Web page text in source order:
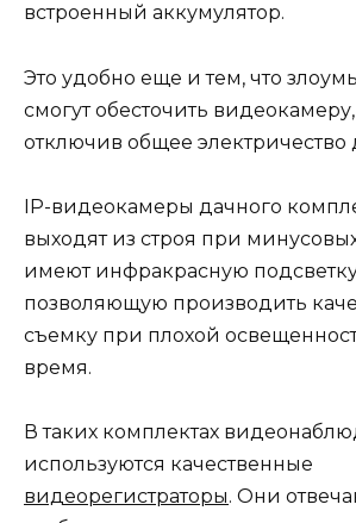
встроенный аккумулятор.
Это удобно еще и тем, что
смогут обесточить
отключив общее электричество
IP-видеокамеры дачного
выходят из строя при
имеют инфракрасную
позволяющую производить
съемку при плохой
время.
В таких комплектах
используются качественные
видеорегистраторы. Они